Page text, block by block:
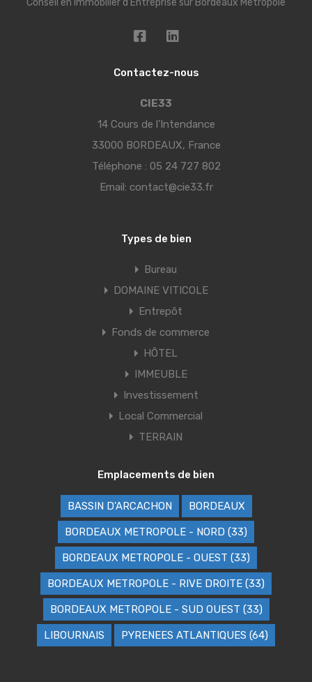
Conseil en Immobilier d'Entreprise sur Bordeaux Métropole
Contactez-nous
CIE33
14 Cours de l’Intendance
33000 BORDEAUX, France
Téléphone : 05 24 727 802
Email: contact@cie33.fr
Types de bien
Bureau
DOMAINE VITICOLE
Entrepôt
Fonds de commerce
HÔTEL
IMMEUBLE
Investissement
Local Commercial
TERRAIN
Emplacements de bien
BASSIN D'ARCACHON BORDEAUX
BORDEAUX METROPOLE - NORD (33)
BORDEAUX METROPOLE - OUEST (33)
BORDEAUX METROPOLE - RIVE DROITE (33)
BORDEAUX METROPOLE - SUD OUEST (33)
LIBOURNAIS PYRENEES ATLANTIQUES (64)